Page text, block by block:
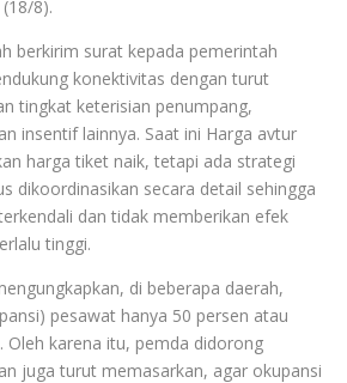
8).
berkirim surat kepada pemerintah
konektivitas dengan turut
tingkat keterisian penumpang,
insentif lainnya. Saat ini Harga avtur
harga tiket naik, tetapi ada strategi
dikoordinasikan secara detail sehingga
dan tidak memberikan efek
tinggi.
di beberapa daerah,
pesawat hanya 50 persen atau
Oleh karena itu, pemda didorong
juga turut memasarkan, agar okupansi